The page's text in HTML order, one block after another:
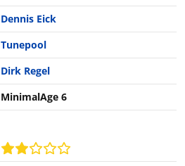
Dennis Eick
Tunepool
Dirk Regel
MinimalAge 6